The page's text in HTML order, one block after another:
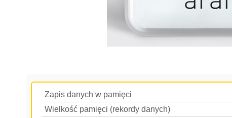
Zapis danych w pamięci
Wielkość pamięci (rekordy danych)